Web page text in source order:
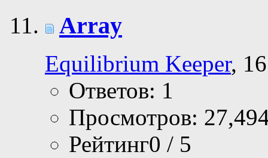
Array
Equilibrium Keeper,
Ответов: 1
Просмотров:
Рейтинг0 / 5